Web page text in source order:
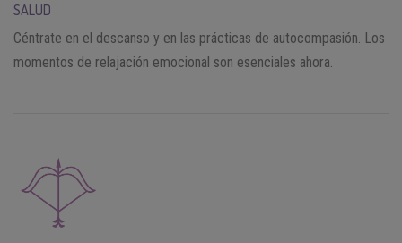
SALUD
Céntrate en el descanso y en las prácticas de autocompasión. Los
momentos de relajación emocional son esenciales ahora.